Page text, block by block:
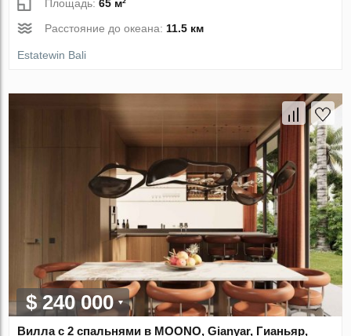
Площадь:65 м²
Расстояние до океана:11.5 км
Estatewin Bali
$ 240 000
Вилла с 2 спальнями в MOONO, Gianyar, Гианьяр,